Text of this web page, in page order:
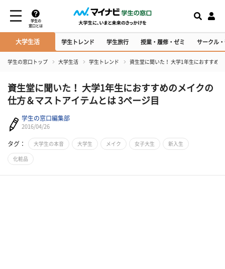
学生の
窓口とは
大学生活 学生トレンド 学生旅行 授業・履修・ゼミ サークル
学生の窓口トップ 大学生活 学生トレンド 資生堂に聞いた！ 大学1年生におすすめ
資生堂に聞いた！ 大学1年生におすすめのメイクの
仕方＆マストアイテムとは 3ページ目
学生の窓口編集部
2016/04/26
タグ： 大学生の本音 大学生 メイク 女子大生 新入生
化粧品